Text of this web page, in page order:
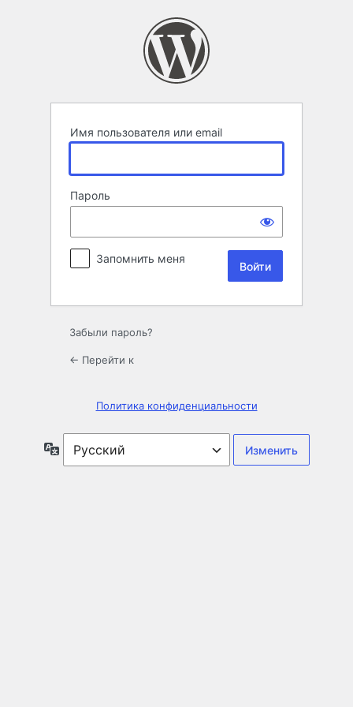
Имя пользователя или email
Пароль
Запомнить меня
Забыли пароль?
← Перейти к
Политика конфиденциальности
Язык